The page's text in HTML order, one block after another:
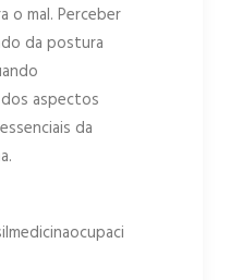
o mal. Perceber
da postura
aspectos
da